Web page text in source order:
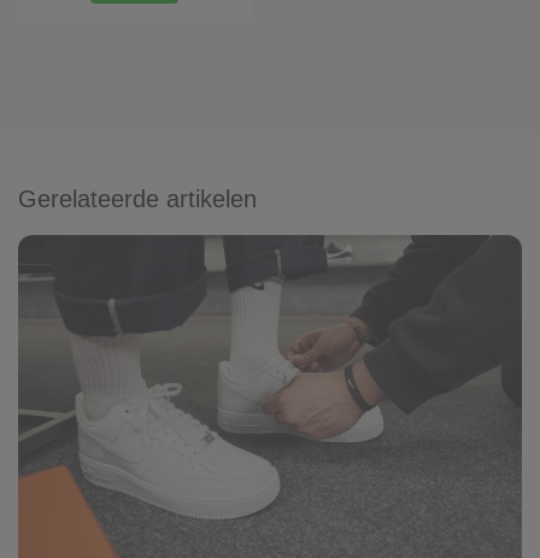
Gerelateerde artikelen